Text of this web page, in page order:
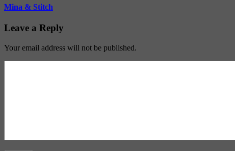
Mina & Stitch
Leave a Reply
Your email address will not be published.